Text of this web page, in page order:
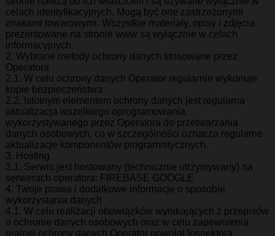
celach identyfikacyjnych. Mogą być one zastrzeżonymi
znakami towarowymi. Wszystkie materiały, opisy i zdjęcia
prezentowane na stronie www są wyłącznie w celach
informacyjnych.
2. Wybrane metody ochrony danych stosowane przez
Operatora
2.1. W celu ochrony danych Operator regularnie wykonuje
kopie bezpieczeństwa
2.2. Istotnym elementem ochrony danych jest regularna
aktualizacja wszelkiego oprogramowania,
wykorzystywanego przez Operatora do przetwarzania
danych osobowych, co w szczególności oznacza regularne
aktualizacje komponentów programistycznych.
3. Hosting
3.1. Serwis jest hostowany (technicznie utrzymywany) na
serwerach operatora: FIREBASE GOOGLE
4. Twoje prawa i dodatkowe informacje o sposobie
wykorzystania danych
4.1. W celu realizacji obowiązków wynikających z przepisów
o ochronie danych osobowych oraz w celu zapewnienia
realnej ochrony danych Operator powołał Inspektora